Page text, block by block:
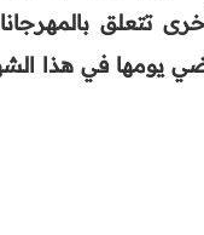
تتعلق
يومها في هذا